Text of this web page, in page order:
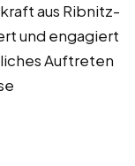
aus Ribnitz-
und engagiert
Auftreten